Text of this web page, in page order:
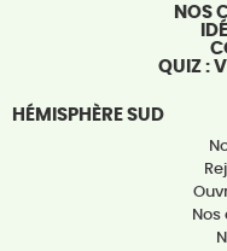
NOS
QUIZ :
HÉMISPHÈRE SUD